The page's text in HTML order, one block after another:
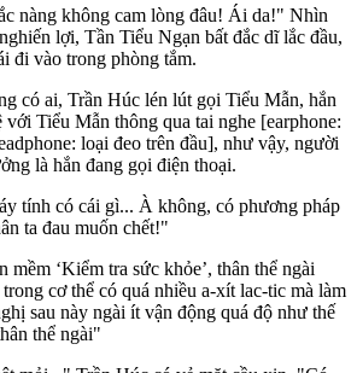
nàng không cam lòng đâu! Ái da!" Nhìn
lợi, Tần Tiểu Ngạn bất đắc dĩ lắc đầu,
đi vào trong phòng tắm.
có ai, Trần Húc lén lút gọi Tiểu Mẫn, hắn
với Tiểu Mẫn thông qua tai nghe [earphone:
loại đeo trên đầu], như vậy, người
là hắn đang gọi điện thoại.
tính có cái gì... À không, có phương pháp
ta đau muốn chết!"
mềm ‘Kiểm tra sức khỏe’, thân thể ngài
cơ thể có quá nhiều a-xít lac-tic mà làm
sau này ngài ít vận động quá độ như thế
thể ngài"